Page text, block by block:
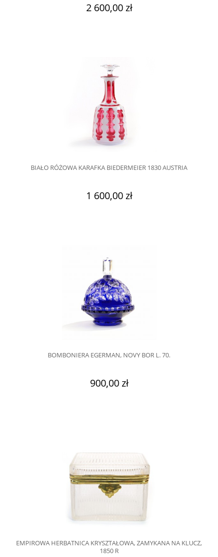
2 600,00 zł
BIAŁO RÓŻOWA KARAFKA BIEDERMEIER 1830 AUSTRIA
1 600,00 zł
BOMBONIERA EGERMAN, NOVY BOR L. 70.
900,00 zł
EMPIROWA HERBATNICA KRYSZTAŁOWA, ZAMYKANA NA KLUCZ,
1850 R